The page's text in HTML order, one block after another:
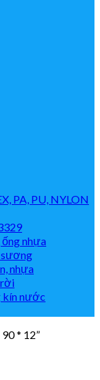
PA, PU, NYLON
nhựa
sương
nhựa
kín nước
* 12”